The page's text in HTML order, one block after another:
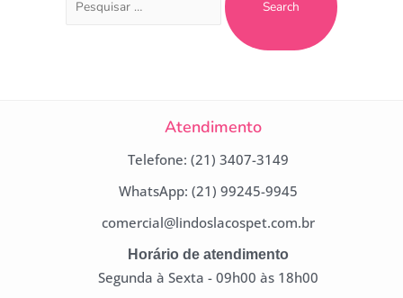
Atendimento
Telefone: (21) 3407-3149
WhatsApp: (21) 99245-9945
comercial@lindoslacospet.com.br
Horário de atendimento
Segunda à Sexta - 09h00 às 18h00
Campanha lançada com